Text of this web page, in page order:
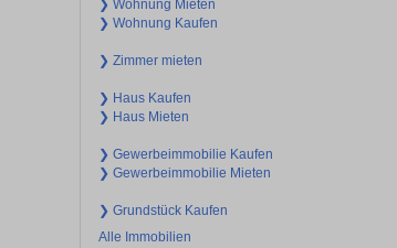
❯ Wohnung Mieten
❯ Wohnung Kaufen
❯ Zimmer mieten
❯ Haus Kaufen
❯ Haus Mieten
❯ Gewerbeimmobilie Kaufen
❯ Gewerbeimmobilie Mieten
❯ Grundstück Kaufen
Alle Immobilien